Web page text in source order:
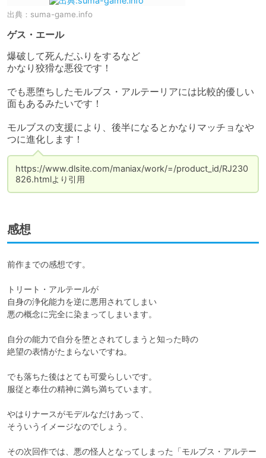
出典： suma-game.info
ゲス・エール
爆破して死んだふりをするなど
かなり狡猾な悪役です！
でも悪堕ちしたモルブス・アルテーリアには比較的優しい
面もあるみたいです！
モルブスの支援により、後半になるとかなりマッチョなや
つに進化します！
https://www.dlsite.com/maniax/work/=/product_id/RJ230
826.htmlより引用
感想
前作までの感想です。
トリート・アルテールが
自身の浄化能力を逆に悪用されてしまい
悪の概念に完全に染まってしまいます。
自分の能力で自分を堕とされてしまうと知った時の
絶望の表情がたまらないですね。
でも落ちた後はとても可愛らしいです。
服従と奉仕の精神に満ち満ちています。
やはりナースがモデルなだけあって、
そういうイメージなのでしょう。
その次回作では、悪の怪人となってしまった「モルブス・アルテー